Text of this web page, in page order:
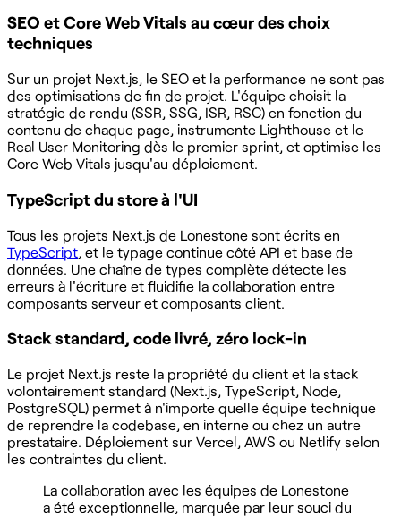
SEO et Core Web Vitals au cœur des choix
techniques
Sur un projet Next.js, le SEO et la performance ne sont pas
des optimisations de fin de projet. L'équipe choisit la
stratégie de rendu (SSR, SSG, ISR, RSC) en fonction du
contenu de chaque page, instrumente Lighthouse et le
Real User Monitoring dès le premier sprint, et optimise les
Core Web Vitals jusqu'au déploiement.
TypeScript du store à l'UI
Tous les projets Next.js de Lonestone sont écrits en
TypeScript , et le typage continue côté API et base de
données. Une chaîne de types complète détecte les
erreurs à l'écriture et fluidifie la collaboration entre
composants serveur et composants client.
Stack standard, code livré, zéro lock-in
Le projet Next.js reste la propriété du client et la stack
volontairement standard (Next.js, TypeScript, Node,
PostgreSQL) permet à n'importe quelle équipe technique
de reprendre la codebase, en interne ou chez un autre
prestataire. Déploiement sur Vercel, AWS ou Netlify selon
les contraintes du client.
La collaboration avec les équipes de Lonestone
a été exceptionnelle, marquée par leur souci du